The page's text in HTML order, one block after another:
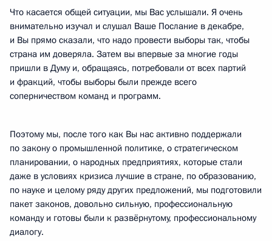
Что касается общей ситуации, мы Вас услышали. Я очень
внимательно изучал и слушал Ваше Послание в декабре,
и Вы прямо сказали, что надо провести выборы так, чтобы
страна им доверяла. Затем вы впервые за многие годы
пришли в Думу и, обращаясь, потребовали от всех партий
и фракций, чтобы выборы были прежде всего
соперничеством команд и программ.
Поэтому мы, после того как Вы нас активно поддержали
по закону о промышленной политике, о стратегическом
планировании, о народных предприятиях, которые стали
даже в условиях кризиса лучшие в стране, по образованию,
по науке и целому ряду других предложений, мы подготовили
пакет законов, довольно сильную, профессиональную
команду и готовы были к развёрнутому, профессиональному
диалогу.